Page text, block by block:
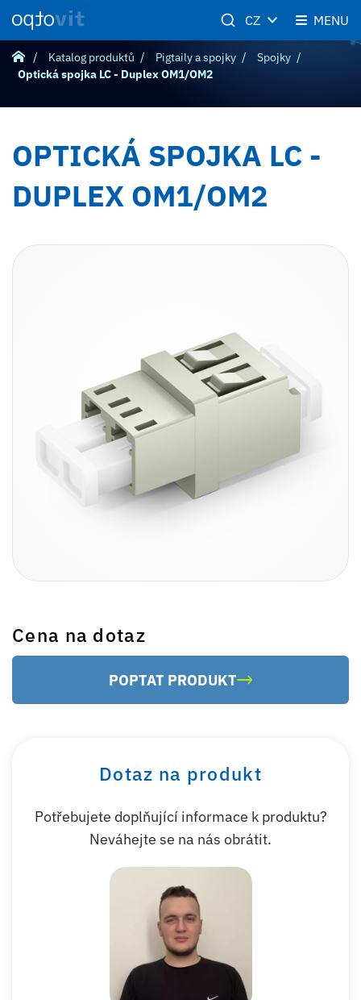
Katalog produktů Pigtaily a spojky
Spojky
Optická spojka LC - Duplex OM1/OM2
OPTICKÁ SPOJKA LC -
DUPLEX OM1/OM2
Cena na dotaz
POPTAT PRODUKT
Dotaz na produkt
Potřebujete doplňující informace k produktu?
Neváhejte se na nás obrátit.
MENU
CZ